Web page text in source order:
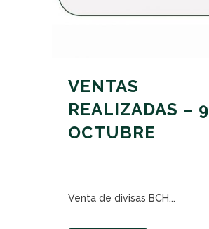
VENTAS
REALIZADAS – 9
OCTUBRE
Venta de divisas BCH...